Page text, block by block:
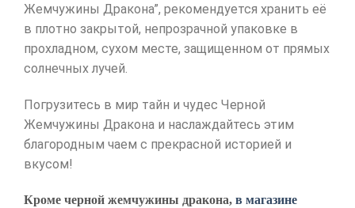
Жемчужины Дракона”, рекомендуется хранить её
в плотно закрытой, непрозрачной упаковке в
прохладном, сухом месте, защищенном от прямых
солнечных лучей.
Погрузитесь в мир тайн и чудес Черной
Жемчужины Дракона и наслаждайтесь этим
благородным чаем с прекрасной историей и
вкусом!
Кроме черной жемчужины дракона, в магазине